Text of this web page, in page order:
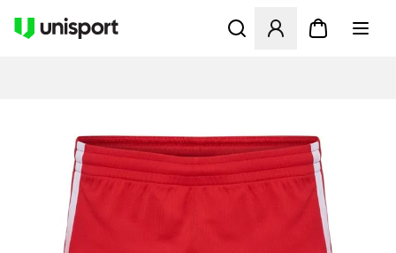
Apre una finestra modale